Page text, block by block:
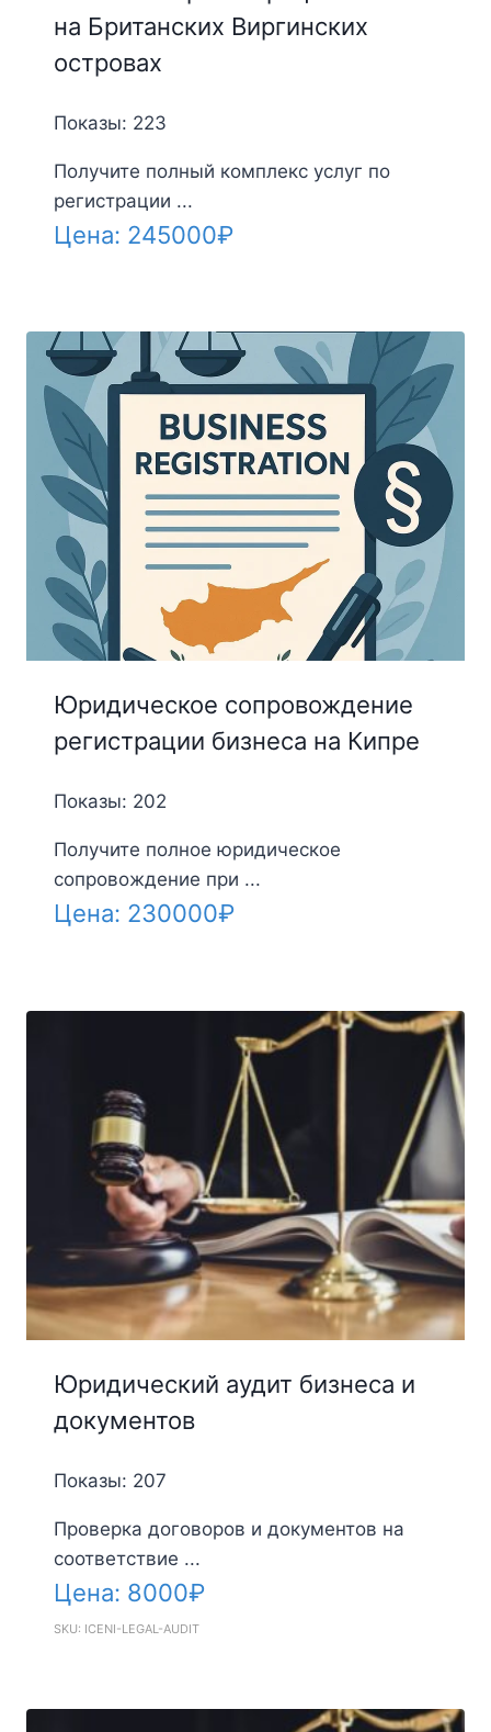
на Британских Виргинских
островах
Показы: 223
Получите полный комплекс услуг по
регистрации ...
Цена: 245000₽
Юридическое сопровождение
регистрации бизнеса на Кипре
Показы: 202
Получите полное юридическое
сопровождение при ...
Цена: 230000₽
Юридический аудит бизнеса и
документов
Показы: 207
Проверка договоров и документов на
соответствие ...
Цена: 8000₽
SKU: ICENI-LEGAL-AUDIT